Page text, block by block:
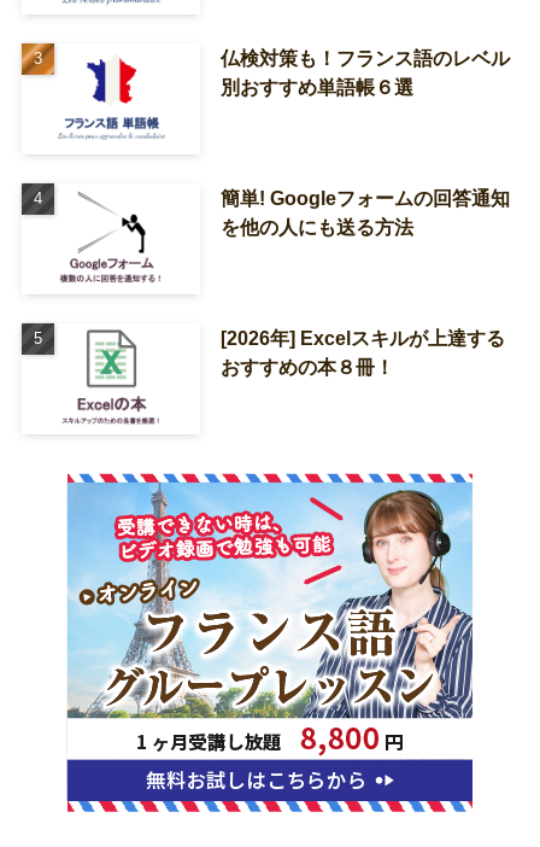
仏検対策も！フランス語のレベル
別おすすめ単語帳６選
簡単! Googleフォームの回答通知
を他の人にも送る方法
[2026年] Excelスキルが上達する
おすすめの本８冊！